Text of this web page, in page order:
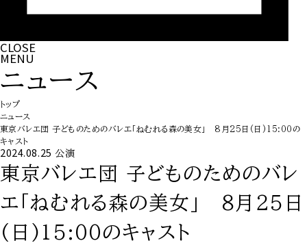
CLOSE
MENU
ニュース
トップ
ニュース
東京バレエ団 子どものためのバレエ「ねむれる森の美女」 8月25日(日)15:00の
キャスト
2024.08.25 公演
東京バレエ団 子どものためのバレ
エ「ねむれる森の美女」 8月25日
(日)15:00のキャスト